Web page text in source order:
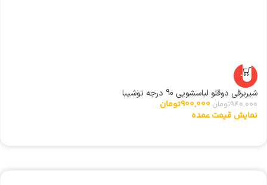
-4%
شیربرقی دوقلو لباسشویی 90 درجه توشیبا
940,000تومان 900,000تومان
نمایش قیمت عمده